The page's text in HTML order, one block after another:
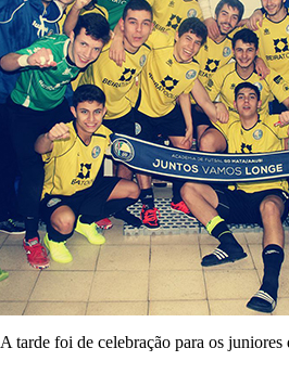
A tarde foi de celebração para os